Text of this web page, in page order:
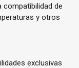
compatibilidad de
y otros
exclusivas